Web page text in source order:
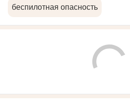
беспилотная опасность